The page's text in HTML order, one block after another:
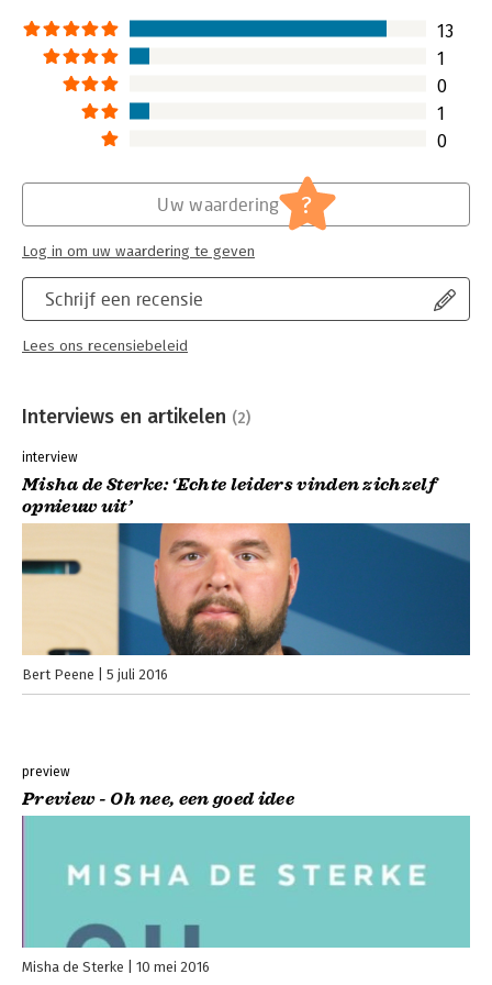
13
1
0
1
0
Schrijf een recensie
Lees ons recensiebeleid
Uw waardering ?
Log in om uw waardering te geven
Interviews en artikelen (2)
interview
Misha de Sterke: ‘Echte leiders vinden zichzelf
opnieuw uit’
Bert Peene 5 juli 2016
preview
Preview - Oh nee, een goed idee
Misha de Sterke 10 mei 2016